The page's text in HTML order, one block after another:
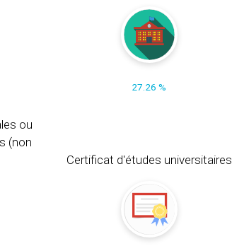
27.26 %
ou
(non
Certificat d'études universitaires